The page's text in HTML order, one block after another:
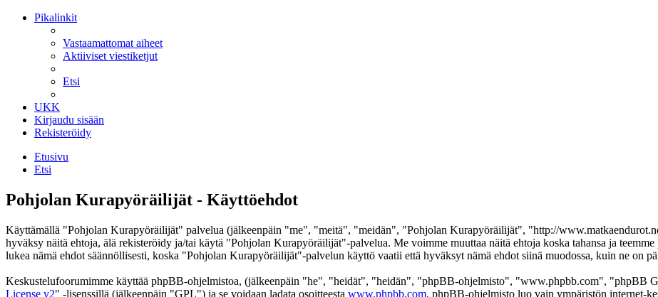
Pikalinkit
Vastaamattomat aiheet
Aktiiviset viestiketjut
Etsi
UKK
Kirjaudu sisään
Rekisteröidy
Etusivu
Etsi
Pohjolan Kurapyöräilijät - Käyttöehdot
Käyttämällä "Pohjolan Kurapyöräilijät" palvelua (jälkeenpäin "me", "meitä", "meidän", "Pohjolan Kurapyöräilijät", "http://
hyväksy näitä ehtoja, älä rekisteröidy ja/tai käytä "Pohjolan Kurapyöräilijät"-palvelua. Me voimme muuttaa näitä ehtoja koska tahansa ja
lukea nämä ehdot säännöllisesti, koska "Pohjolan Kurapyöräilijät"-palvelun käyttö vaatii että hyväksyt nämä ehdot siinä muodossa, kuin ne on
Keskustelufoorumimme käyttää phpBB-ohjelmistoa, (jälkeenpäin "he", "heidät", "heidän", "phpBB-ohjelmisto", "www.phpbb.com", "phpBB
License v2" -lisenssillä (jälkeenpäin "GPL") ja se voidaan ladata osoitteesta www.phpbb.com. phpBB-ohjelmisto luo vain ympäristön internet-